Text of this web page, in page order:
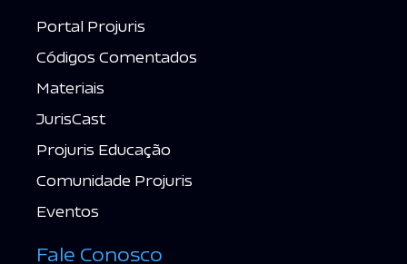
Portal Projuris
Códigos Comentados
Materiais
JurisCast
Projuris Educação
Comunidade Projuris
Eventos
Fale Conosco